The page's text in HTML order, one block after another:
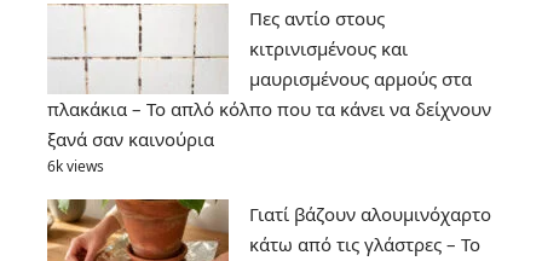
Πες αντίο στους
κιτρινισμένους και
μαυρισμένους αρμούς στα
πλακάκια – Το απλό κόλπο που τα κάνει να δείχνουν
ξανά σαν καινούρια
6k views
Γιατί βάζουν αλουμινόχαρτο
κάτω από τις γλάστρες – Το